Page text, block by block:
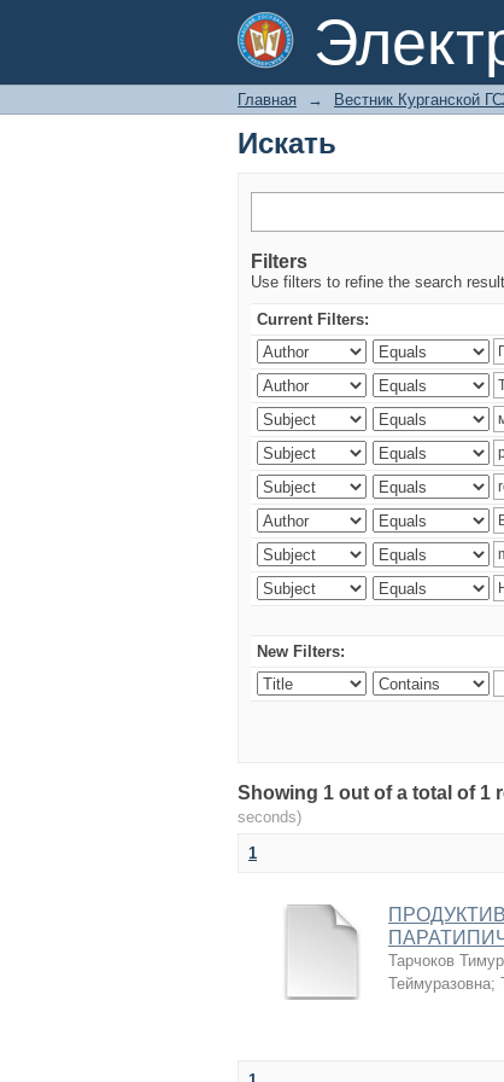
Искать
Главная → Вестник Курганской
Искать
Filters
Use filters to refine the search
Current Filters:
New Filters:
Showing 1 out of a total of 1
seconds)
1
Тарчоков
Теймуразовна;